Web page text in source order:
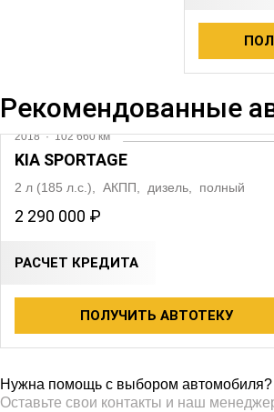
Рекомендованные
2018·102 660 км
KIA SPORTAGE
2 л (185 л.с.), АКПП, дизель, полный
2 290 000 ₽
РАСЧЕТ КРЕДИТА
ПОЛУЧИТЬ АВТОТЕКУ
Нужна помощь с выбором автомобиля?
Оставьте свои контакты и наш